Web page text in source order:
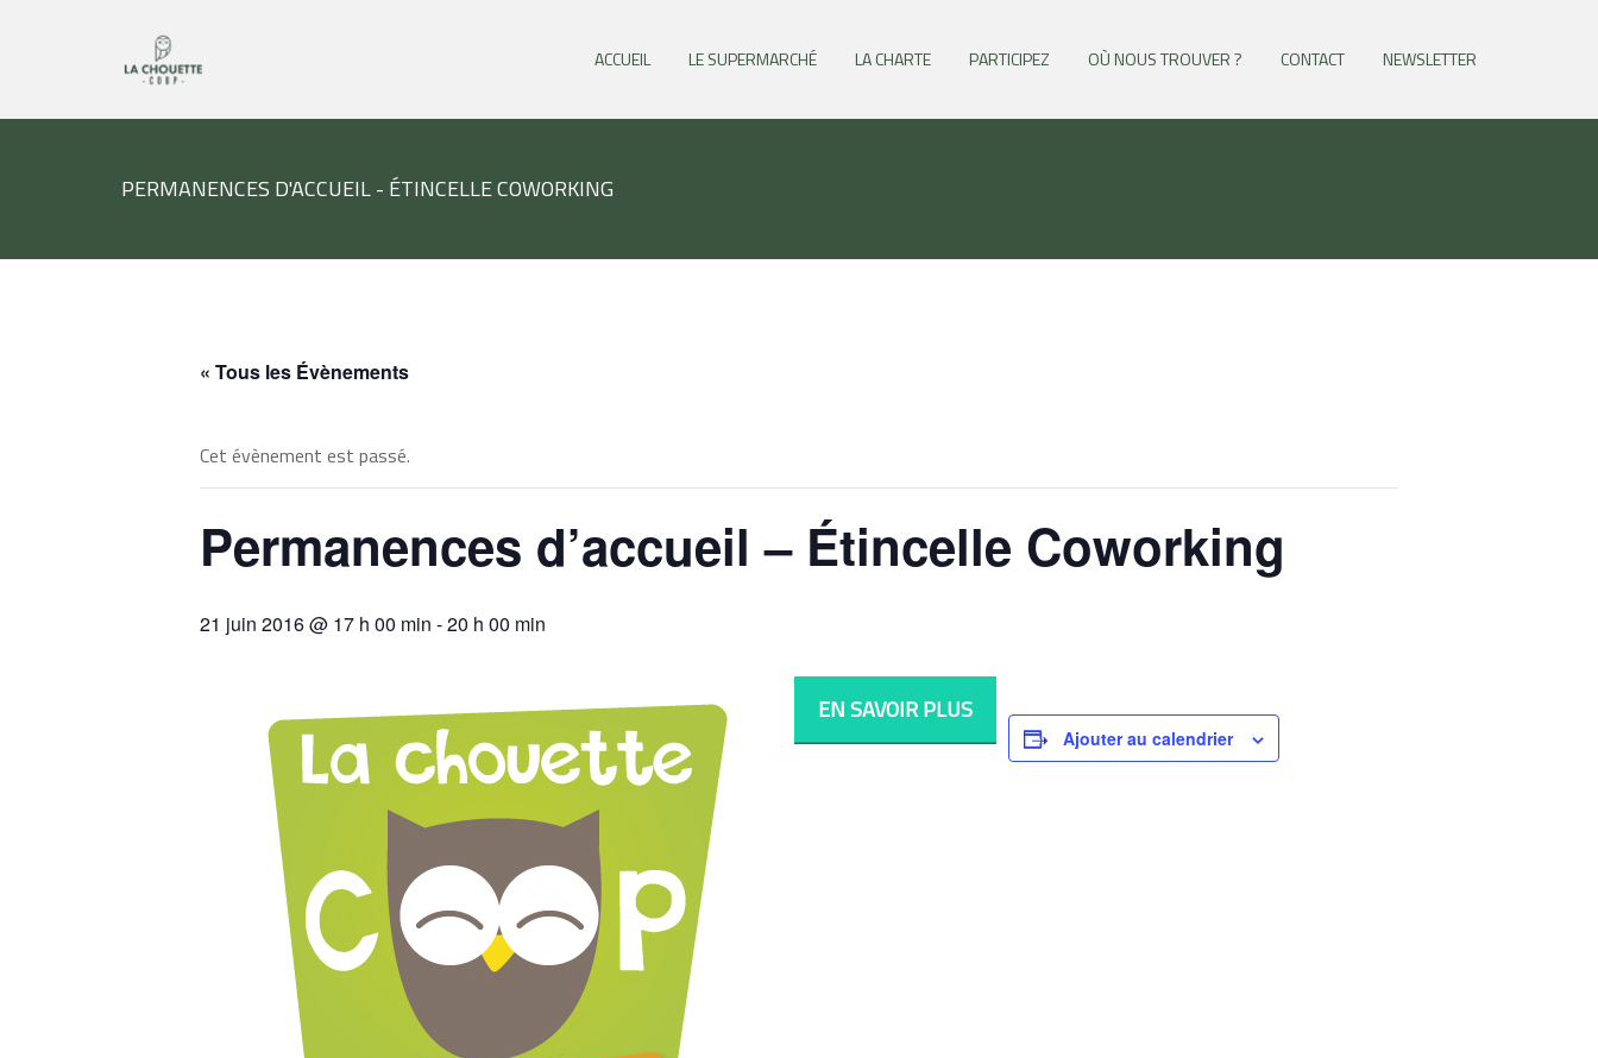
ACCUEIL LE SUPERMARCHÉ LA CHARTE PARTICIPEZ OÙ NOUS TROUVER ? CONTACT NEWSLETTER
PERMANENCES D'ACCUEIL - ÉTINCELLE COWORKING
« Tous les Évènements
Cet évènement est passé.
Permanences d’accueil – Étincelle Coworking
21 juin 2016 @ 17 h 00 min -20 h 00 min
EN SAVOIR PLUS
Ajouter au calendrier